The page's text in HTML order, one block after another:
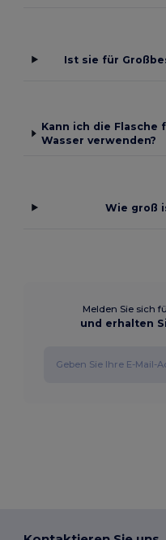
Ist sie für
Kann ich die
Wasser verwenden?
Wie groß
Melden Sie sich
und erhalten